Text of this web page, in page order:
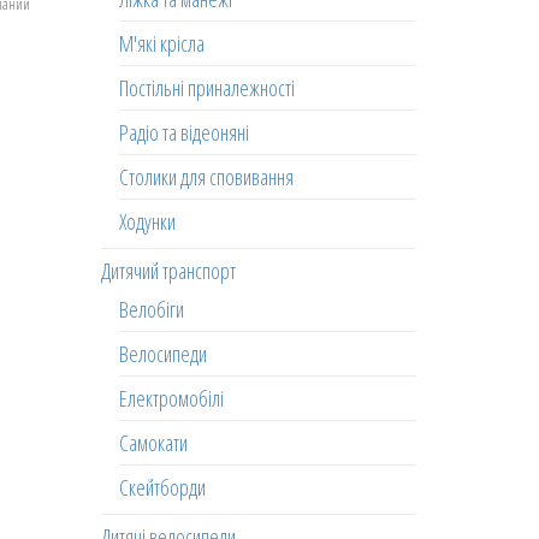
М'які крісла
Постільні приналежності
Радіо та відеоняні
Столики для сповивання
Ходунки
Дитячий транспорт
Велобіги
Велосипеди
Електромобілі
Самокати
Скейтборди